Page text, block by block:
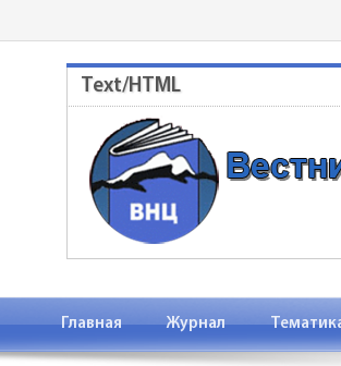
Text/HTML
Главная Журнал